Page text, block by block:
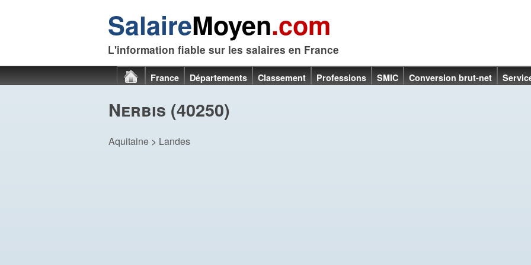
SalaireMoyen.com
L'information fiable sur les salaires en France
France Départements Classement Professions SMIC Conversion brut-net
Nerbis (40250)
Aquitaine > Landes